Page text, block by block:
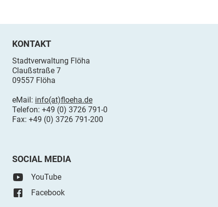
KONTAKT
Stadtverwaltung Flöha
Claußstraße 7
09557 Flöha
eMail: info(at)floeha.de
Telefon: +49 (0) 3726 791-0
Fax: +49 (0) 3726 791-200
SOCIAL MEDIA
YouTube
Facebook